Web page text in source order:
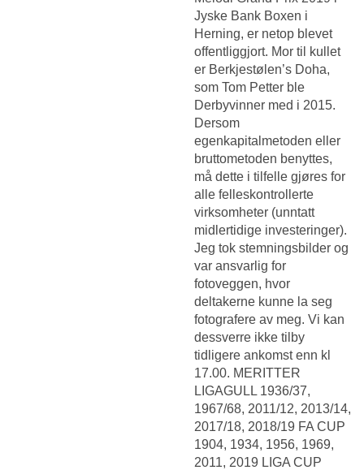
Jyske Bank Boxen i
Herning, er netop blevet
offentliggjort. Mor til kullet
er Berkjestølen’s Doha,
som Tom Petter ble
Derbyvinner med i 2015.
Dersom
egenkapitalmetoden eller
bruttometoden benyttes,
må dette i tilfelle gjøres for
alle felleskontrollerte
virksomheter (unntatt
midlertidige investeringer).
Jeg tok stemningsbilder og
var ansvarlig for
fotoveggen, hvor
deltakerne kunne la seg
fotografere av meg. Vi kan
dessverre ikke tilby
tidligere ankomst enn kl
17.00. MERITTER
LIGAGULL 1936/37,
1967/68, 2011/12, 2013/14,
2017/18, 2018/19 FA CUP
1904, 1934, 1956, 1969,
2011, 2019 LIGA CUP